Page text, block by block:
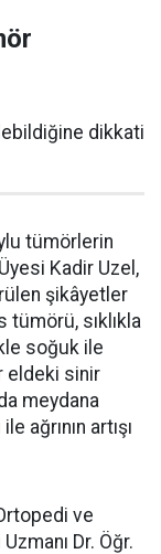
dikkati
tümörlerin
Kadir Uzel,
şikâyetler
tümörü, sıklıkla
soğuk ile
eldeki sinir
meydana
ağrının artışı
ve
Dr. Öğr.